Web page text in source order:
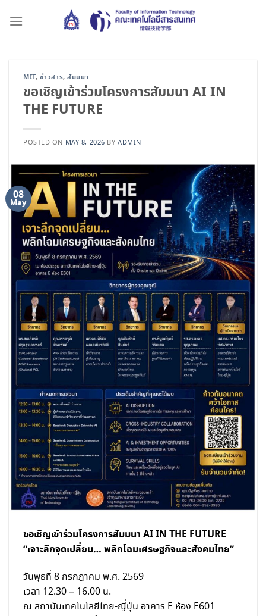
MIT, ข่าวสาร,สัมมนา
ขอเชิญเข้าร่วมโครงการสัมมนา AI IN
THE FUTURE
POSTED ON MAY 8, 2026 BYADMIN
08
May
ขอเชิญเข้าร่วมโครงการสัมมนา AI IN THE FUTURE
“เจาะลึกจุดเปลี่ยน… พลิกโฉมเศรษฐกิจและสังคมไทย”
วันพุธที่ 8 กรกฎาคม พ.ศ. 2569
เวลา 12.30 – 16.00 น.
ณ สถาบันเทคโนโลยีไทย-ญี่ปุ่น อาคาร E ห้อง E601